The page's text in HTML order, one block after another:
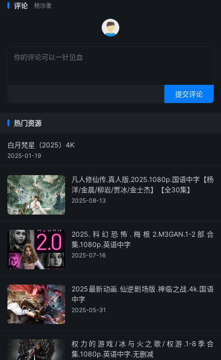
评论 抢沙发
提交评论
热门资源
白月梵星（2025）4K
2025-01-19
凡人修仙传.真人版.2025.1080p.国语中字【杨
洋/金晨/柳岩/贾冰/金士杰】【全30集】
2025-08-13
2025.科幻恐怖.梅根2.M3GAN.1-2部合
集.1080p.英语中字
2025-07-16
2025最新动画.仙逆剧场版.神临之战.4k.国语
中字
2025-05-31
权力的游戏/冰与火之歌/权游.1-8季合
集.1080p.英语中字.无删减